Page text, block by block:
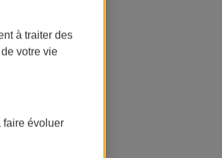
à traiter des
votre vie
faire évoluer